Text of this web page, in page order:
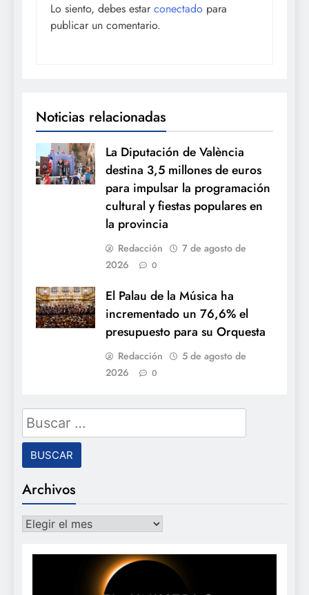
Lo siento, debes estar conectado para
publicar un comentario.
Noticias relacionadas
La Diputación de València
destina 3,5 millones de euros
para impulsar la programación
cultural y fiestas populares en
la provincia
Redacción
7 de agosto de
2026
0
El Palau de la Música ha
incrementado un 76,6% el
presupuesto para su Orquesta
Redacción
5 de agosto de
2026
0
Buscar:
Archivos
Archivos